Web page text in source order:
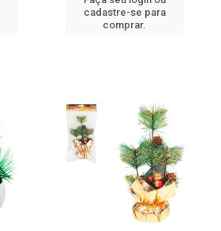
cadastre-se para
comprar.